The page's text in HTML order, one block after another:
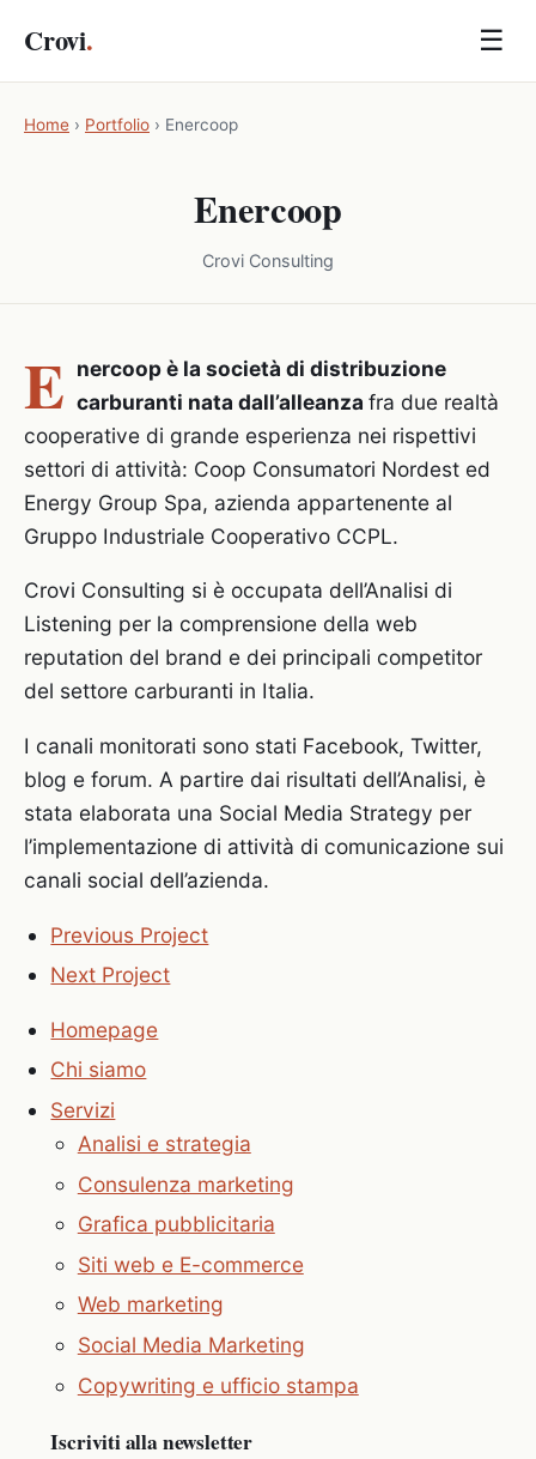
Crovi. ☰
Home › Portfolio › Enercoop
Enercoop
Crovi Consulting
E nercoop è la società di distribuzione
carburanti nata dall’alleanza fra due realtà
cooperative di grande esperienza nei rispettivi
settori di attività: Coop Consumatori Nordest ed
Energy Group Spa, azienda appartenente al
Gruppo Industriale Cooperativo CCPL.
Crovi Consulting si è occupata dell’Analisi di
Listening per la comprensione della web
reputation del brand e dei principali competitor
del settore carburanti in Italia.
I canali monitorati sono stati Facebook, Twitter,
blog e forum. A partire dai risultati dell’Analisi, è
stata elaborata una Social Media Strategy per
l’implementazione di attività di comunicazione sui
canali social dell’azienda.
Previous Project
Next Project
Homepage
Chi siamo
Servizi
Analisi e strategia
Consulenza marketing
Grafica pubblicitaria
Siti web e E-commerce
Web marketing
Social Media Marketing
Copywriting e ufficio stampa
Iscriviti alla newsletter